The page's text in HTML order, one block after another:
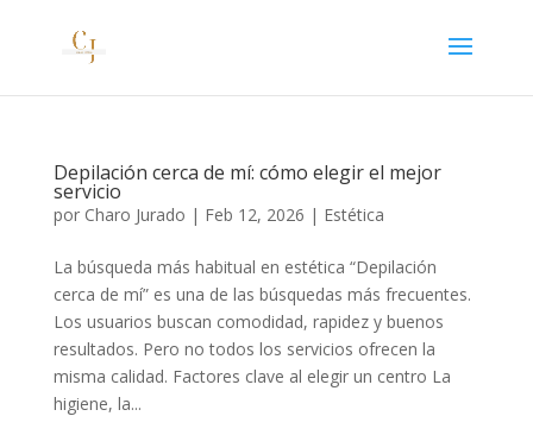
Depilación cerca de mí: cómo elegir el mejor
servicio
por Charo Jurado | Feb 12, 2026 | Estética
La búsqueda más habitual en estética “Depilación
cerca de mí” es una de las búsquedas más frecuentes.
Los usuarios buscan comodidad, rapidez y buenos
resultados. Pero no todos los servicios ofrecen la
misma calidad. Factores clave al elegir un centro La
higiene, la...